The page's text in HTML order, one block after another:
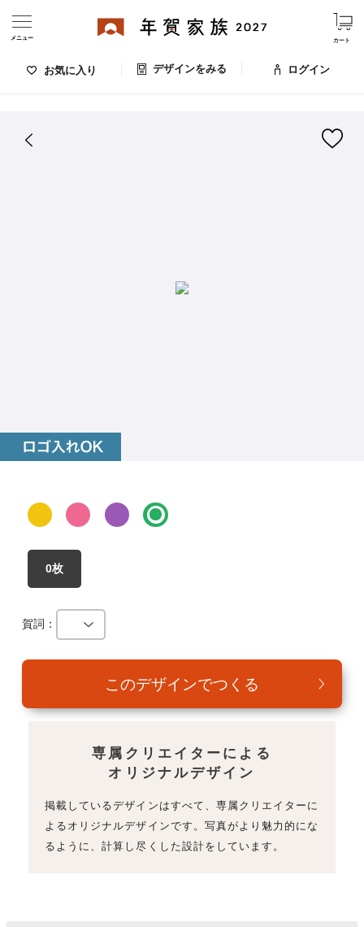
お気に入り デザインをみる
カート
ログイン
メニュー
デザインをみる
はがきの常識・マナー
お問い合わせ
0枚
賀詞：
専属クリエイターによる
オリジナルデザイン
掲載しているデザインはすべて、専属クリエイターに
よるオリジナルデザインです。写真がより魅力的にな
るように、計算し尽くした設計をしています。